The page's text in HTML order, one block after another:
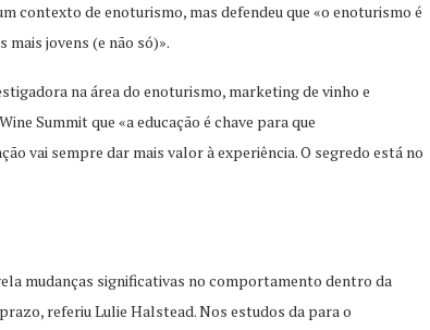
contexto de enoturismo, mas defendeu que «o enoturismo é
jovens (e não só)».
na área do enoturismo, marketing de vinho e
Summit que «a educação é chave para que
vai sempre dar mais valor à experiência. O segredo está no
mudanças significativas no comportamento dentro da
referiu Lulie Halstead. Nos estudos da para o